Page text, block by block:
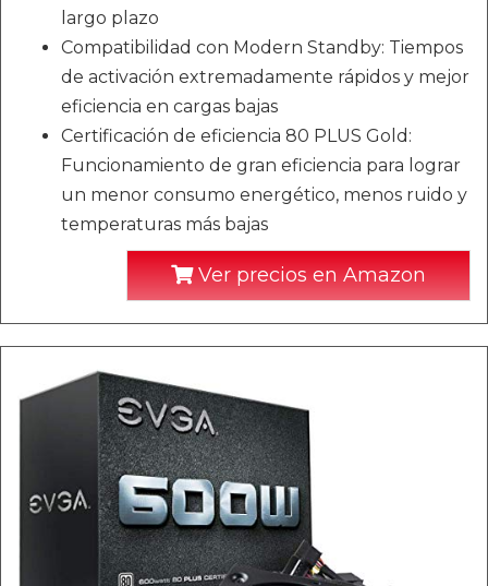
largo plazo
Compatibilidad con Modern Standby: Tiempos
de activación extremadamente rápidos y mejor
eficiencia en cargas bajas
Certificación de eficiencia 80 PLUS Gold:
Funcionamiento de gran eficiencia para lograr
un menor consumo energético, menos ruido y
temperaturas más bajas
Ver precios en Amazon